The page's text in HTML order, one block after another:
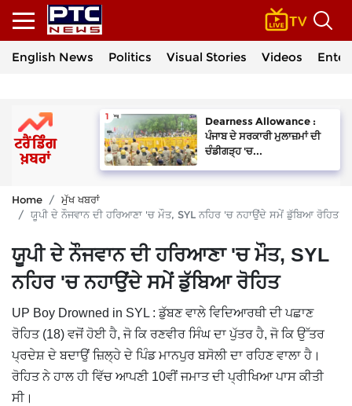
English News Politics Visual Stories Videos
Dearness Allowance :
ਪੰਜਾਬ ਦੇ ਸਰਕਾਰੀ ਮੁਲਾਜ਼ਮਾਂ ਦੀ
ਚੰਡੀਗੜ੍ਹ 'ਚ...
Home
ਮੁੱਖ ਖਬਰਾਂ
ਯੂਪੀ ਦੇ ਨੌਜਵਾਨ ਦੀ ਹਰਿਆਣਾ 'ਚ ਮੌਤ, SYL ਨਹਿਰ 'ਚ ਨਹਾਉਂਦੇ ਸਮੇਂ ਡੁੱਬਿਆ ਰੋਹਿਤ
ਯੂਪੀ ਦੇ ਨੌਜਵਾਨ ਦੀ ਹਰਿਆਣਾ 'ਚ ਮੌਤ, SYL
ਨਹਿਰ 'ਚ ਨਹਾਉਂਦੇ ਸਮੇਂ ਡੁੱਬਿਆ ਰੋਹਿਤ
UP Boy Drowned in SYL : ਡੁੱਬਣ ਵਾਲੇ ਵਿਦਿਆਰਥੀ ਦੀ ਪਛਾਣ
ਰੋਹਿਤ (18) ਵਜੋਂ ਹੋਈ ਹੈ, ਜੋ ਕਿ ਰਣਵੀਰ ਸਿੰਘ ਦਾ ਪੁੱਤਰ ਹੈ, ਜੋ ਕਿ ਉੱਤਰ
ਪ੍ਰਦੇਸ਼ ਦੇ ਬਦਾਉਂ ਜ਼ਿਲ੍ਹੇ ਦੇ ਪਿੰਡ ਮਾਨਪੁਰ ਬਸੋਲੀ ਦਾ ਰਹਿਣ ਵਾਲਾ ਹੈ।
ਰੋਹਿਤ ਨੇ ਹਾਲ ਹੀ ਵਿੱਚ ਆਪਣੀ 10ਵੀਂ ਜਮਾਤ ਦੀ ਪ੍ਰੀਖਿਆ ਪਾਸ ਕੀਤੀ
ਸੀ।